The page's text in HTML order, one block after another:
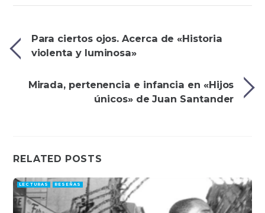
Para ciertos ojos. Acerca de «Historia
violenta y luminosa»
Mirada, pertenencia e infancia en «Hijos
únicos» de Juan Santander
RELATED POSTS
LECTURAS RESEÑAS